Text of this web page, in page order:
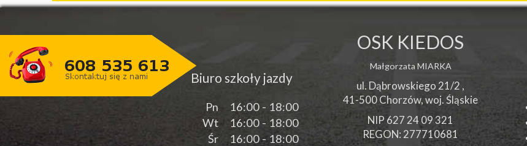
Biuro szkoły jazdy
Pn
16:00 - 18:00
Wt
16:00 - 18:00
Śr
16:00 - 18:00
OSK KIEDOS
Małgorzata MIARKA
ul. Dąbrowskiego 21/2 ,
41-500Chorzów, woj.Śląskie
NIP 627 24 09 321
REGON: 277710681